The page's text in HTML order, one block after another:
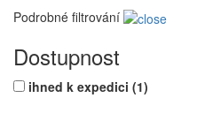
Podrobné filtrování
Dostupnost
ihned k expedici (1)